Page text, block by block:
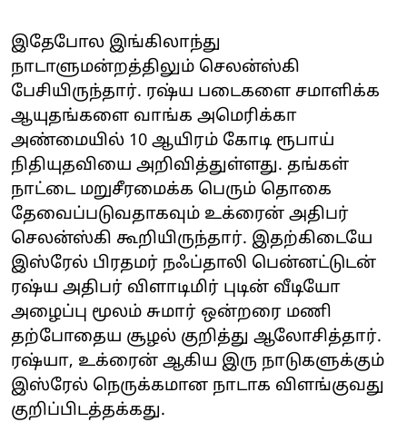
இதேபோல இங்கிலாந்து
நாடாளுமன்றத்திலும் செலன்ஸ்கி
பேசியிருந்தார். ரஷ்ய படைகளை சமாளிக்க
ஆயுதங்களை வாங்க அமெரிக்கா
அண்மையில் 10 ஆயிரம் கோடி ரூபாய்
நிதியுதவியை அறிவித்துள்ளது. தங்கள்
நாட்டை மறுசீரமைக்க பெரும் தொகை
தேவைப்படுவதாகவும் உக்ரைன் அதிபர்
செலன்ஸ்கி கூறியிருந்தார். இதற்கிடையே
இஸ்ரேல் பிரதமர் நஃப்தாலி பென்னட்டுடன்
ரஷ்ய அதிபர் விளாடிமிர் புடின் வீடியோ
அழைப்பு மூலம் சுமார் ஒன்றரை மணி
தற்போதைய சூழல் குறித்து ஆலோசித்தார்.
ரஷ்யா, உக்ரைன் ஆகிய இரு நாடுகளுக்கும்
இஸ்ரேல் நெருக்கமான நாடாக விளங்குவது
குறிப்பிடத்தக்கது.